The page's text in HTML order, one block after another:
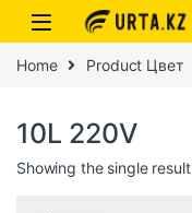
Home Product Цвет
10L 220V
Showing the single result